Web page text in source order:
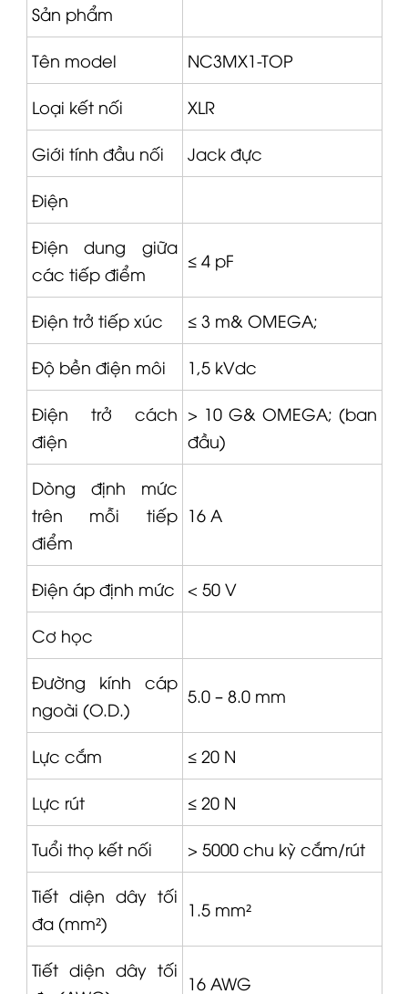
Sản phẩm
Tên model NC3MX1-TOP
Loại kết nối XLR
Giới tính đầu nối Jack đực
Điện
Điện dung giữa
các tiếp điểm
≤ 4 pF
Điện trở tiếp xúc ≤ 3 m& OMEGA;
Độ bền điện môi 1,5 kVdc
Điện trở cách
điện
> 10 G& OMEGA; (ban
đầu)
Dòng định mức
trên mỗi tiếp
điểm
16 A
Điện áp định mức < 50 V
Cơ học
Đường kính cáp
ngoài (O.D.)
5.0 – 8.0 mm
Lực cắm ≤ 20 N
Lực rút ≤ 20 N
Tuổi thọ kết nối > 5000 chu kỳ cắm/rút
Tiết diện dây tối
đa (mm²)
1.5 mm²
Tiết diện dây tối
16 AWG